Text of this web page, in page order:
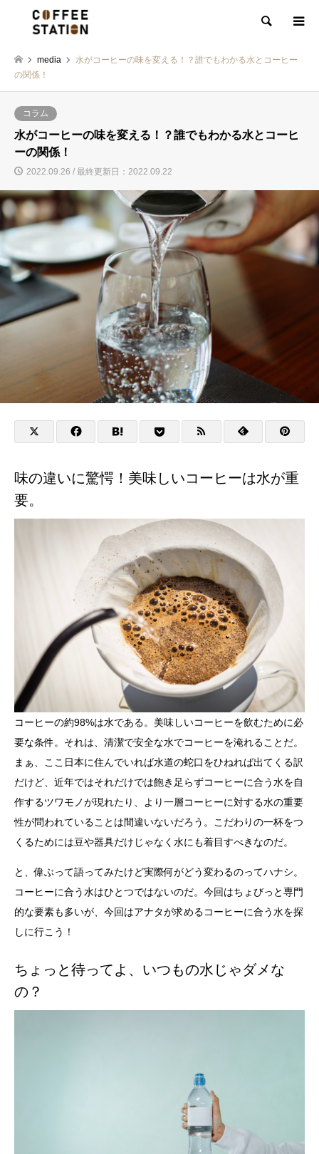
検索
media
水がコーヒーの味を変える！？誰でもわかる水とコーヒー
の関係！
コラム
水がコーヒーの味を変える！？誰でもわかる水とコーヒ
ーの関係！
2022.09.26 / 最終更新日：2022.09.22
味の違いに驚愕！美味しいコーヒーは水が重
要。
コーヒーの約98%は水である。美味しいコーヒーを飲むために必
要な条件。それは、清潔で安全な水でコーヒーを淹れることだ。
まぁ、ここ日本に住んでいれば水道の蛇口をひねれば出てくる訳
だけど、近年ではそれだけでは飽き足らずコーヒーに合う水を自
作するツワモノが現れたり、より一層コーヒーに対する水の重要
性が問われていることは間違いないだろう。こだわりの一杯をつ
くるためには豆や器具だけじゃなく水にも着目すべきなのだ。
と、偉ぶって語ってみたけど実際何がどう変わるのってハナシ。
コーヒーに合う水はひとつではないのだ。今回はちょびっと専門
的な要素も多いが、今回はアナタが求めるコーヒーに合う水を探
しに行こう！
ちょっと待ってよ、いつもの水じゃダメな
の？